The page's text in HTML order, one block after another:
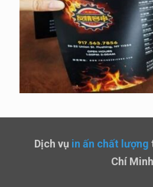
Dịch vụ in ấn chất lượng
Chí Minh